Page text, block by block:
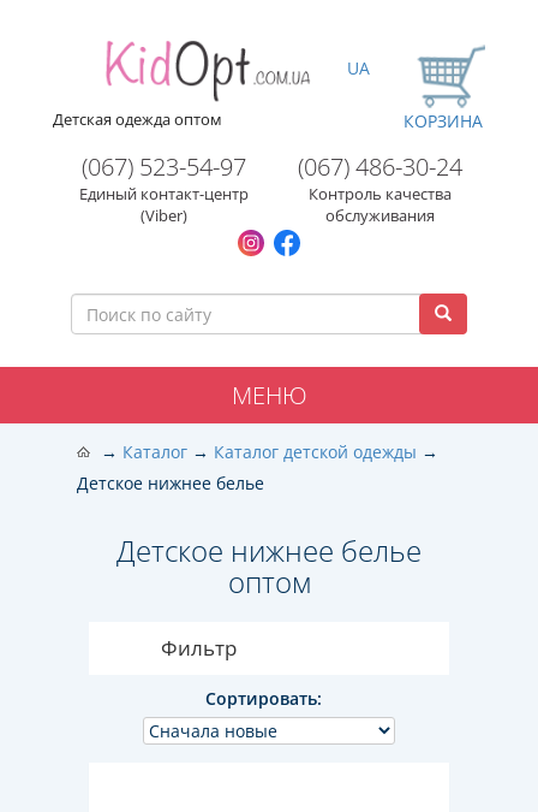
Детская одежда оптом
(067) 523-54-97
Единый контакт-центр
(Viber)
(067) 486-30-24
Контроль качества
обслуживания
UA
КОРЗИНА
МЕНЮ
Каталог
Каталог детской одежды
Детское нижнее белье
Детское нижнее белье
оптом
Фильтр
Сортировать: